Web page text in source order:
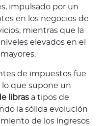
impulsado por un
en los negocios de
mientras que la
elevados en el
de impuestos fue
lo que supone un
libras a tipos de
la sólida evolución
de los ingresos